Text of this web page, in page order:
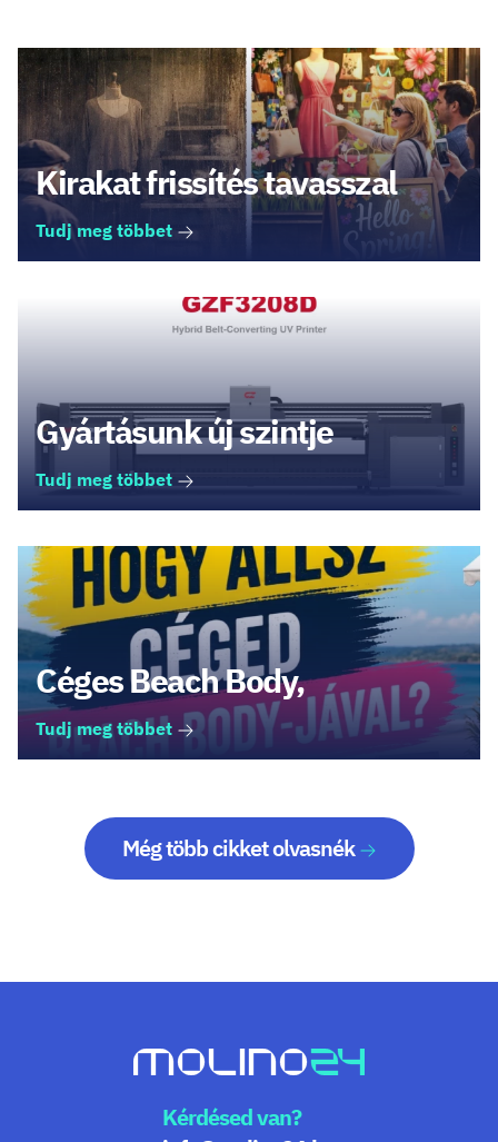
Kirakat frissítés tavasszal
Tudj meg többet
Gyártásunk új szintje
Tudj meg többet
Céges Beach Body,
Tudj meg többet
Még több cikket olvasnék
Kérdésed van?